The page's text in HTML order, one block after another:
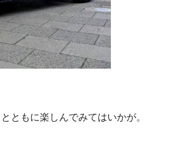
ともに楽しんでみてはいかが。